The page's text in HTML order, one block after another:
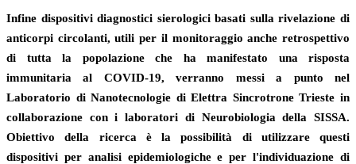
Infine dispositivi diagnostici sierologici basati sulla rivelazione di
anticorpi circolanti, utili per il monitoraggio anche retrospettivo
di tutta la popolazione che ha manifestato una risposta
immunitaria al COVID-19, verranno messi a punto nel
Laboratorio di Nanotecnologie di Elettra Sincrotrone Trieste in
collaborazione con i laboratori di Neurobiologia della SISSA.
Obiettivo della ricerca è la possibilità di utilizzare questi
dispositivi per analisi epidemiologiche e per l'individuazione di